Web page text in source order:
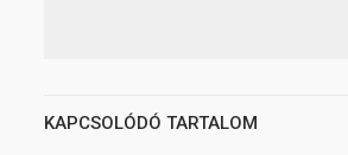
KAPCSOLÓDÓ TARTALOM